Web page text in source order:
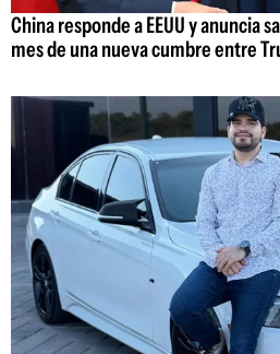
China responde a EEUU y anuncia
mes de una nueva cumbre entre